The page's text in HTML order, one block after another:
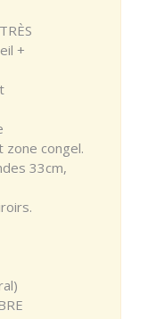
+
zone congel.
33cm,